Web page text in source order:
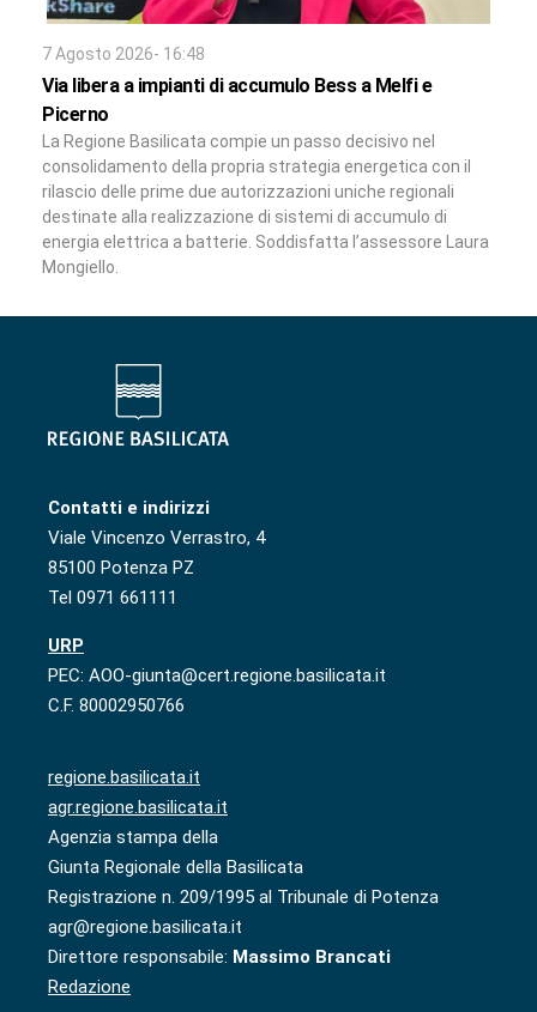
7 Agosto 2026- 16:48
Via libera a impianti di accumulo Bess a Melfi e
Picerno
La Regione Basilicata compie un passo decisivo nel
consolidamento della propria strategia energetica con il
rilascio delle prime due autorizzazioni uniche regionali
destinate alla realizzazione di sistemi di accumulo di
energia elettrica a batterie. Soddisfatta l’assessore Laura
Mongiello.
Contatti e indirizzi
Viale Vincenzo Verrastro, 4
85100 Potenza PZ
Tel 0971 661111
URP
PEC: AOO-giunta@cert.regione.basilicata.it
C.F. 80002950766
regione.basilicata.it
agr.regione.basilicata.it
Agenzia stampa della
Giunta Regionale della Basilicata
Registrazione n. 209/1995 al Tribunale di Potenza
agr@regione.basilicata.it
Direttore responsabile: Massimo Brancati
Redazione